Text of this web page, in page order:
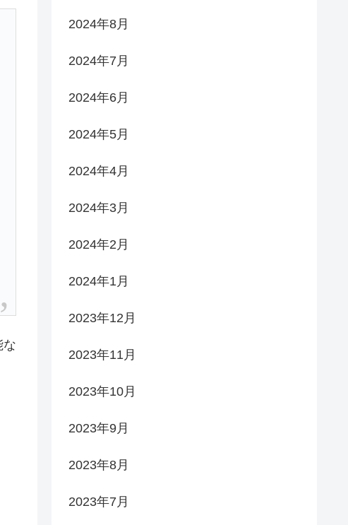
な
2024年8月
2024年7月
2024年6月
2024年5月
2024年4月
2024年3月
2024年2月
2024年1月
2023年12月
2023年11月
2023年10月
2023年9月
2023年8月
2023年7月